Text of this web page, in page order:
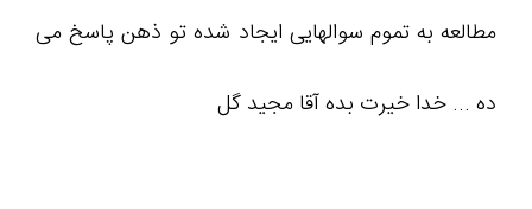
مطالعه به تموم سوالهایی ایجاد شده تو ذهن پاسخ می
ده ... خدا خیرت بده آقا مجید گل